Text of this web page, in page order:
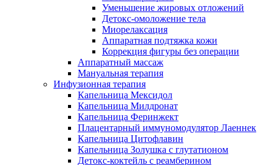
Уменьшение жировых отложений
Детокс-омоложение тела
Миорелаксация
Аппаратная подтяжка кожи
Коррекция фигуры без операции
Аппаратный массаж
Мануальная терапия
Инфузионная терапия
Капельница Мексидол
Капельница Милдронат
Капельница Феринжект
Плацентарный иммуномодулятор Лаеннек
Капельница Цитофлавин
Капельница Золушка с глутатионом
Детокс-коктейль с реамберином